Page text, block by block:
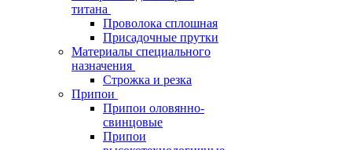
титана
Проволока сплошная
Присадочные прутки
Материалы специального
назначения
Строжка и резка
Припои
Припои оловянно-
свинцовые
Припои